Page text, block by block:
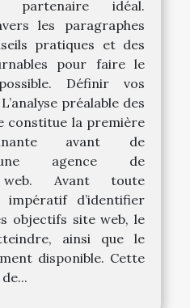
partenaire idéal.
les paragraphes
pratiques et des
pour faire le
Définir vos
préalable des
constitue la première
avant de
une agence de
web. Avant toute
d’identifier
objectifs site web, le
ainsi que le
disponible. Cette